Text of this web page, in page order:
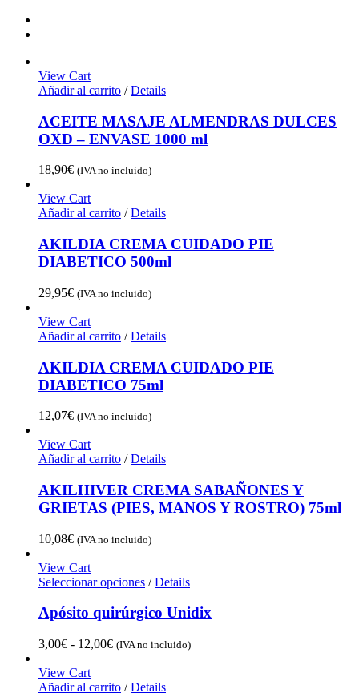
View Cart
Añadir al carrito / Details
ACEITE MASAJE ALMENDRAS DULCES
OXD – ENVASE 1000 ml
18,90€ (IVA no incluido)
View Cart
Añadir al carrito / Details
AKILDIA CREMA CUIDADO PIE
DIABETICO 500ml
29,95€ (IVA no incluido)
View Cart
Añadir al carrito / Details
AKILDIA CREMA CUIDADO PIE
DIABETICO 75ml
12,07€ (IVA no incluido)
View Cart
Añadir al carrito / Details
AKILHIVER CREMA SABAÑONES Y
GRIETAS (PIES, MANOS Y ROSTRO) 75ml
10,08€ (IVA no incluido)
View Cart
Seleccionar opciones / Details
Apósito quirúrgico Unidix
3,00€ - 12,00€Rango
desde
(IVA no incluido)
View Cart
Añadir al carrito / Details